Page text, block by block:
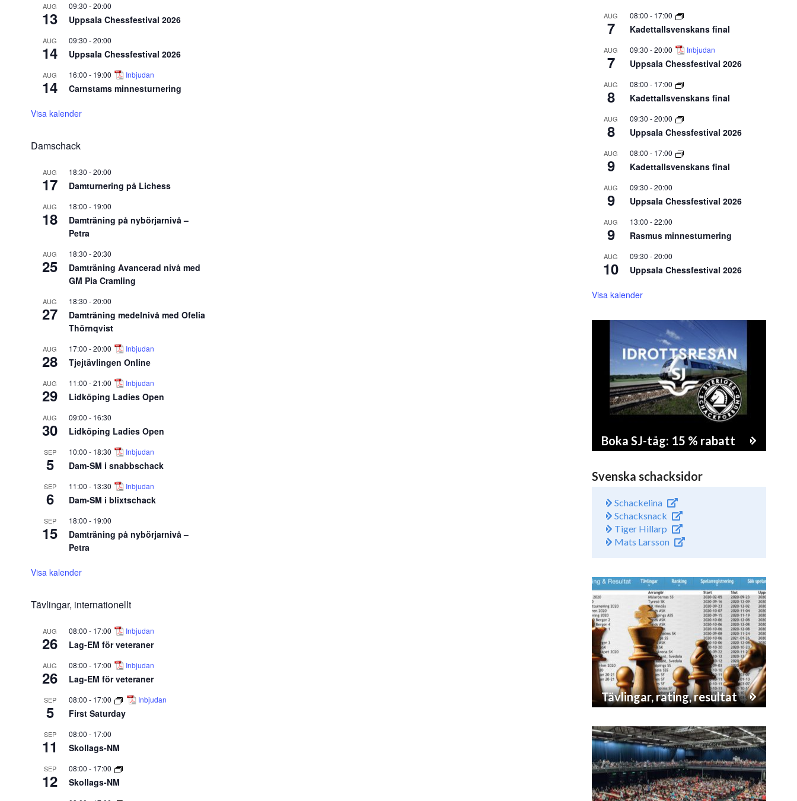
AUG
13
09:30 -20:00
Uppsala Chessfestival 2026
AUG
14
09:30 -20:00
Uppsala Chessfestival 2026
AUG
14
16:00 - 19:00 Inbjudan
Carnstams minnesturnering
Visa kalender
Damschack
AUG
17
18:30 -20:00
Damturnering på Lichess
AUG
18
18:00 - 19:00
Damträning på nybörjarnivå –
Petra
AUG
25
18:30 -20:30
Damträning Avancerad nivå med
GM Pia Cramling
AUG
27
18:30 -20:00
Damträning medelnivå med Ofelia
Thörnqvist
AUG
28
17:00 -20:00 Inbjudan
Tjejtävlingen Online
AUG
29
11:00 -21:00 Inbjudan
Lidköping Ladies Open
AUG
30
09:00 - 16:30
Lidköping Ladies Open
SEP
5
10:00 - 18:30 Inbjudan
Dam-SM i snabbschack
SEP
6
11:00 - 13:30 Inbjudan
Dam-SM i blixtschack
SEP
15
18:00 - 19:00
Damträning på nybörjarnivå –
Petra
Visa kalender
Tävlingar, internationellt
AUG
26
08:00 - 17:00 Inbjudan
Lag-EM för veteraner
AUG
26
08:00 - 17:00 Inbjudan
Lag-EM för veteraner
SEP
5
08:00 - 17:00 Inbjudan
First Saturday
SEP
11
08:00 - 17:00
Skollags-NM
SEP
12
08:00 - 17:00
Skollags-NM
AUG
7
08:00 - 17:00
Kadettallsvenskans final
AUG
7
09:30 -20:00 Inbjudan
Uppsala Chessfestival 2026
AUG
8
08:00 - 17:00
Kadettallsvenskans final
AUG
8
09:30 -20:00
Uppsala Chessfestival 2026
AUG
9
08:00 - 17:00
Kadettallsvenskans final
AUG
9
09:30 -20:00
Uppsala Chessfestival 2026
AUG
9
13:00 -22:00
Rasmus minnesturnering
AUG
10
09:30 -20:00
Uppsala Chessfestival 2026
Visa kalender
Boka SJ-tåg: 15 % rabatt
Svenska schacksidor
Schackelina
Schacksnack
Tiger Hillarp
Mats Larsson
Tävlingar, rating, resultat